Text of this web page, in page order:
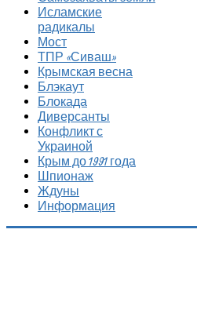
Исламские
радикалы
Мост
ТПР «Сиваш»
Крымская весна
Блэкаут
Блокада
Диверсанты
Конфликт с
Украиной
Крым до 1991 года
Шпионаж
Ждуны
Информация